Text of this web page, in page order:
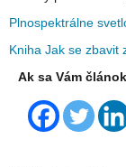
Plnospektrálne
Kniha Jak se zbavit
Ak sa Vám